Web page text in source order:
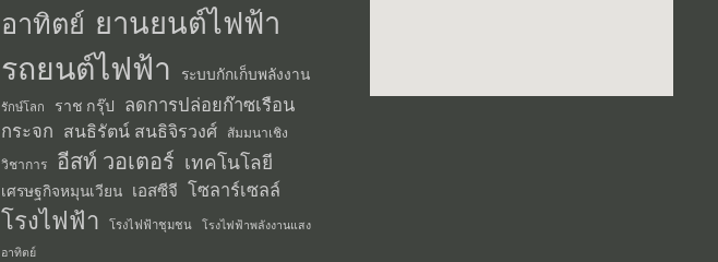
อาทิตย์ ยานยนต์ไฟฟ้า
รถยนต์ไฟฟ้า ระบบกักเก็บพลังงาน
รักษ์โลก ราช กรุ๊ป
ลดการปล่อยก๊าซเรือน
กระจก สนธิรัตน์ สนธิจิรวงศ์ สัมมนาเชิง
วิชาการ อีสท์ วอเตอร์ เทคโนโลยี
เศรษฐกิจหมุนเวียน เอสซีจี โซลาร์เซลล์
โรงไฟฟ้า โรงไฟฟ้าชุมชน
โรงไฟฟ้าพลังงานแสง
อาทิตย์